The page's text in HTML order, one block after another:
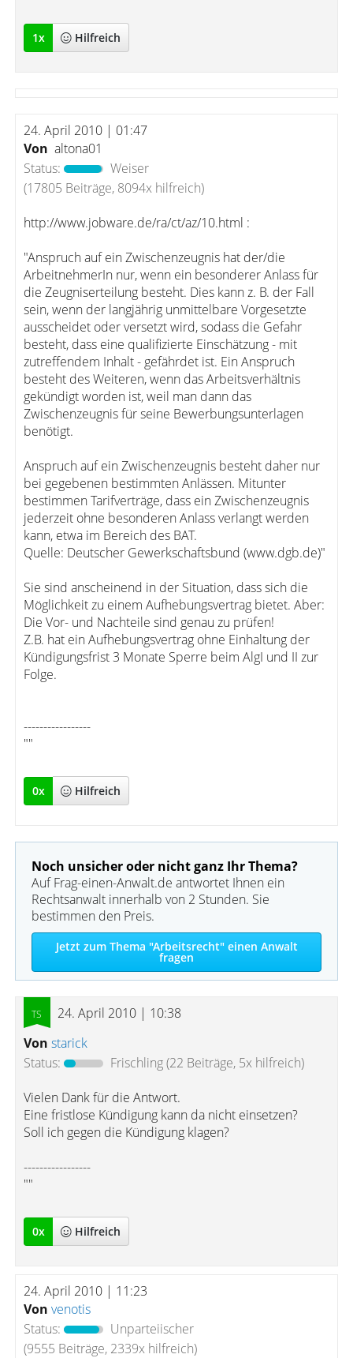
1x Hilfreich
24. April 2010 | 01:47
Von altona01
Status:
Weiser
(17805 Beiträge, 8094x hilfreich)
http://www.jobware.de/ra/ct/az/10.html :
"Anspruch auf ein Zwischenzeugnis hat der/die
ArbeitnehmerIn nur, wenn ein besonderer Anlass für
die Zeugniserteilung besteht. Dies kann z. B. der Fall
sein, wenn der langjährig unmittelbare Vorgesetzte
ausscheidet oder versetzt wird, sodass die Gefahr
besteht, dass eine qualifizierte Einschätzung - mit
zutreffendem Inhalt - gefährdet ist. Ein Anspruch
besteht des Weiteren, wenn das Arbeitsverhältnis
gekündigt worden ist, weil man dann das
Zwischenzeugnis für seine Bewerbungsunterlagen
benötigt.
Anspruch auf ein Zwischenzeugnis besteht daher nur
bei gegebenen bestimmten Anlässen. Mitunter
bestimmen Tarifverträge, dass ein Zwischenzeugnis
jederzeit ohne besonderen Anlass verlangt werden
kann, etwa im Bereich des BAT.
Quelle: Deutscher Gewerkschaftsbund (www.dgb.de)"
Sie sind anscheinend in der Situation, dass sich die
Möglichkeit zu einem Aufhebungsvertrag bietet. Aber:
Die Vor- und Nachteile sind genau zu prüfen!
Z.B. hat ein Aufhebungsvertrag ohne Einhaltung der
Kündigungsfrist 3 Monate Sperre beim AlgI und II zur
Folge.
-----------------
""
0x Hilfreich
Noch unsicher oder nicht ganz Ihr Thema?
Auf Frag-einen-Anwalt.de antwortet Ihnen ein
Rechtsanwalt innerhalb von 2 Stunden. Sie
bestimmen den Preis.
Jetzt zum Thema "Arbeitsrecht" einen Anwalt
fragen
24. April 2010 | 10:38
Von starick
Status:
Frischling(22 Beiträge, 5x hilfreich)
Vielen Dank für die Antwort.
Eine fristlose Kündigung kann da nicht einsetzen?
Soll ich gegen die Kündigung klagen?
-----------------
""
0x Hilfreich
24. April 2010 | 11:23
Von venotis
Status:
Unparteiischer
(9555 Beiträge, 2339x hilfreich)